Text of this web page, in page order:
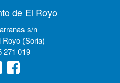
de El Royo
s/n
Royo (Soria)
271 019